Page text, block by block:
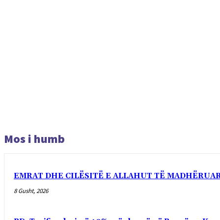
Mos i humb
EMRAT DHE CILËSITË E ALLAHUT TË
8 Gusht, 2026